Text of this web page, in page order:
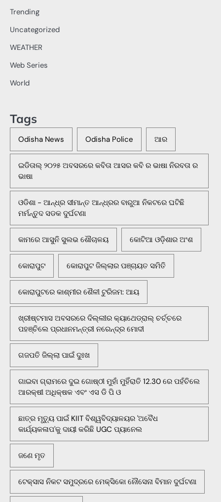
Trending
Uncategorized
WEATHER
Web Series
World
Tags
Odisha News Odisha Police ଆର
ଇଡିତାଲ୍ ୨୦୨୫ ଅବସରରେ କବିତା ଆସର କବି ର ଭାଷା ନିରବତା ର
ଭାଷା
ଓଡିଶା - ଆନ୍ଧ୍ର ସୀମାନ୍ତ ଆନ୍ଧ୍ରର ବାରୁଆ ନିକଟରେ ଘଟିଛି
ମର୍ମନ୍ତୁଦ ସଡକ ଦୁର୍ଘଟଣା
କାମରେ ଆସୁନି ସୁଲଭ ଶୌଚାଳୟ କୋଟିଆ ଓଡ଼ିଶାର ଅଂଶ
କୋରାପୁଟ କୋରାପୁଟ ଜିଲ୍ଲାର ପଞ୍ଚାୟତ ସମିତି
କୋରାପୁଟରେ କାଶ୍ମୀର ଶୈଳୀ ଟୁରିଜମ: ଆୟ
ଖ୍ରୀଷ୍ଟମାସ ଅବସରରେ ଦିଲ୍ଲୀର କ୍ୟାଥେଡ୍ରାଲ୍ ଚର୍ଚ୍ଚରେ
ପହଞ୍ଚିଲେ ପ୍ରଧାନମନ୍ତ୍ରୀ ନରେନ୍ଦ୍ର ମୋଦୀ
ଗଜପତି ଜିଲ୍ଲା ପାଇଁ ଦୁଃଖ
ଗାଇବା ଗ୍ରାମରେ ଦୁଇ ଗୋଷ୍ଠୀ ମୁହାଁ ମୁହିଁରାତି 12.30 ରେ ପହଁଚିଲେ
ଆରକ୍ଷୀ ଅଧିକ୍ଷକ ଏବଂ ଏସ ଡି ପି ଓ
ଛାତ୍ର ମୃତ୍ୟୁ ପାଇଁ KIIT ବିଶ୍ୱବିଦ୍ୟାଳୟର 'ଅବୈଧ
କାର୍ଯ୍ୟକଳାପ'କୁ ଦାୟୀ କରିଛି UGC ପ୍ୟାନେଲ
ଜଣେ ମୃତ
ଟେକ୍ସାସ ନିକଟ ସମୁଦ୍ରରେ ମେକ୍ସିକୋ ନୌସେନା ବିମାନ ଦୁର୍ଘଟଣା